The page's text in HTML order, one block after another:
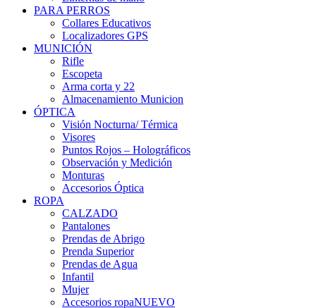
PARA PERROS
Collares Educativos
Localizadores GPS
MUNICIÓN
Rifle
Escopeta
Arma corta y 22
Almacenamiento Municion
ÓPTICA
Visión Nocturna/ Térmica
Visores
Puntos Rojos – Holográficos
Observación y Medición
Monturas
Accesorios Óptica
ROPA
CALZADO
Pantalones
Prendas de Abrigo
Prenda Superior
Prendas de Agua
Infantil
Mujer
Accesorios ropaNUEVO